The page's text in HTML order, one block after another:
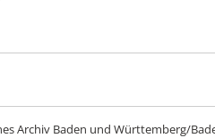
Archiv Baden und Württemberg/